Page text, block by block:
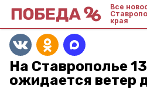
Все
края
На Ставрополье
ожидается ветер